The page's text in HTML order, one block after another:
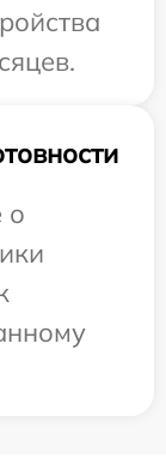
о